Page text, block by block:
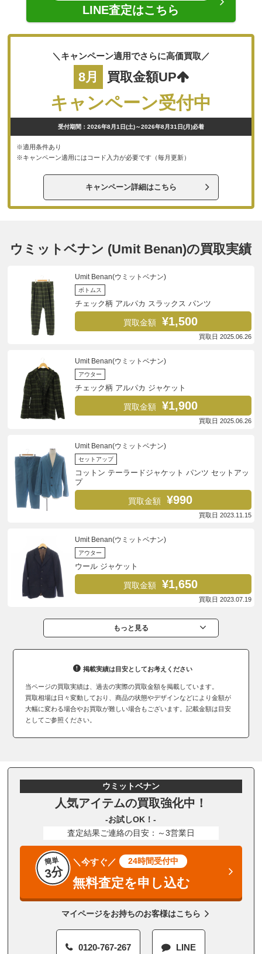
LINE査定はこちら
＼キャンペーン適用でさらに高価買取／
8月 買取金額UP
キャンペーン受付中
受付期間：2026年8月1日(土)～2026年8月31日(月)必着
※適用条件あり
※キャンペーン適用にはコード入力が必要です（毎月更新）
キャンペーン詳細はこちら
ウミットベナン (Umit Benan)の買取実績
Umit Benan(ウミットベナン)
ボトムス
チェック柄 アルパカ スラックス パンツ
買取金額 ¥1,500
買取日 2025.06.26
Umit Benan(ウミットベナン)
アウター
チェック柄 アルパカ ジャケット
買取金額 ¥1,900
買取日 2025.06.26
Umit Benan(ウミットベナン)
セットアップ
コットン テーラードジャケット パンツ セットアッ
プ
買取金額 ¥990
買取日 2023.11.15
Umit Benan(ウミットベナン)
アウター
ウール ジャケット
買取金額 ¥1,650
買取日 2023.07.19
もっと見る
掲載実績は目安としてお考えください
当ページの買取実績は、過去の実際の買取金額を掲載しています。
買取相場は日々変動しており、商品の状態やデザインなどにより金額が
大幅に変わる場合やお買取が難しい場合もございます。記載金額は目安
としてご参照ください。
ウミットベナン
人気アイテムの買取強化中！
-お試しOK！-
査定結果ご連絡の目安：～3営業日
簡単
3分
＼今すぐ／ 24時間受付中
無料査定を申し込む
マイページをお持ちのお客様はこちら
0120-767-267 LINE